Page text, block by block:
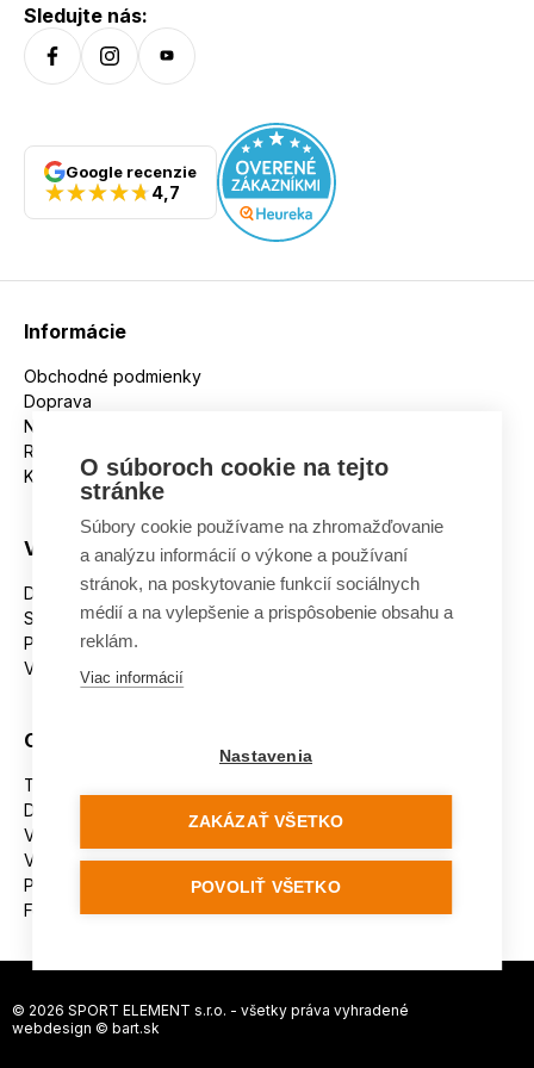
Sledujte nás:
Google recenzie
4,7
Informácie
Obchodné podmienky
Doprava
Nakupujeme na splátky
Reklamácie
Kontakt
Všetko o nákupe
Dostupnosť tovaru
Spracovanie osobných údajov
Platba
Výmena a vrátenie tovaru
Ostatné
Tabuľka veľkostí
Doporučená dĺžka lyží
Vypaľovanie papúč
Veľkosti skeletu lyžiarok
Platforma na riešenie sporov online (ODR)
Formulár na odstúpenie od zmluvy
© 2026 SPORT ELEMENT s.r.o. - všetky práva vyhradené
webdesign © bart.sk
O súboroch cookie na tejto
stránke
Súbory cookie používame na zhromažďovanie
a analýzu informácií o výkone a používaní
stránok, na poskytovanie funkcií sociálnych
médií a na vylepšenie a prispôsobenie obsahu a
reklám.
Viac informácií
Nastavenia
ZAKÁZAŤ VŠETKO
POVOLIŤ VŠETKO